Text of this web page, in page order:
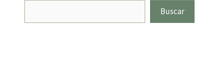
Buscar